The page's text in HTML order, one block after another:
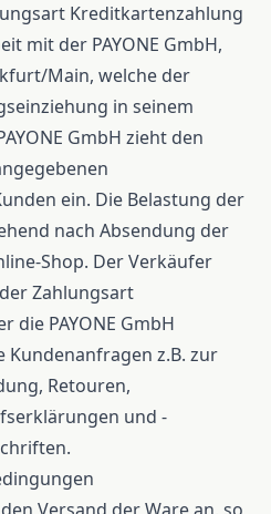
Kreditkartenzahlung
mit der PAYONE GmbH,
Main, welche der
in seinem
GmbH zieht den
ein. Die Belastung der
nach Absendung der
Shop. Der Verkäufer
Zahlungsart
die PAYONE GmbH
z.B. zur
Retouren,
und -